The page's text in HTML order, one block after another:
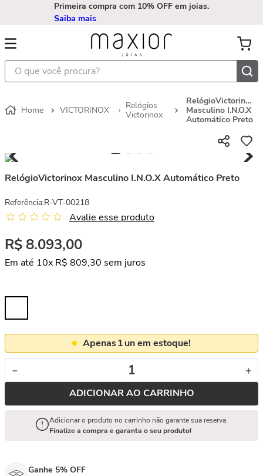
Primeira compra com 10% OFF em joias.
Saiba mais
O que você procura?
VICTORINOX
Relógios
Victorinox
RelógioVictorinox
Masculino I.N.O.X
Automático Preto
RelógioVictorinox Masculino I.N.O.X Automático Preto
Referência:R-VT-00218
Avalie esse produto
R$ 8.093,00
Em até 10x R$ 809,30 sem juros
Apenas1un em estoque!
＋
－
ADICIONAR AO CARRINHO
Adicionar o produto no carrinho não garante sua reserva.
Finalize a compra e garanta o seu produto!
Ganhe 5% OFF